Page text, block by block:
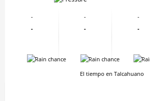
-
-
-
-
-
-
-
-
-
El tiempo en Talcahuano